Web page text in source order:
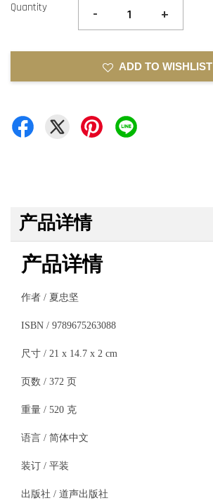
Quantity - +
ADD TO WISHLIST
产品详情
产品详情
作者 / 夏忠坚
ISBN / 9789675263088
尺寸 / 21 x 14.7 x 2 cm
页数 / 372 页
重量 / 520 克
语言 / 简体中文
装订 / 平装
出版社 / 道声出版社